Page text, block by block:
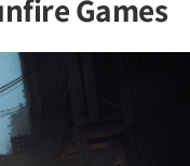
Games